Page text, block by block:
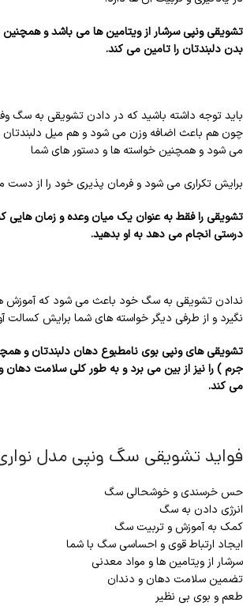
تشویقی ونپی سرشار از ویتامین ها می باشد و همچنین
بدن دلبندتان را تامین می کند.
باید توجه داشته باشید که در دادن تشویقی به سگ
چون هم باعث اضافه وزن می شود و هم میل
می شود و همچنین خواسته ها و دستور های شما
برایش تکراری می شود و فرمان پذیری خود را از
تشویقی را فقط به عنوان یک میان وعده و زمان هایی
درستی انجام می دهد به او بدهید.
ندادن تشویقی به سگ خود باعث می شود که آموزش
نگیرد و از طرفی دیگر خواسته های شما برایش کسالت
تشویقی های ونپی بوی نامطبوع دهان دلبندتان و
جرم ) را نیز از بین می برد و به طور کلی سلامت
می کند.
فواید تشویقی سگ ونپی مدل
حس خرسندی و خوشحالی سگ
انرژی دادن به سگ
کمک به آموزش و تربیت سگ
ایجاد ارتباط قوی و احساسی سگ با شما
سرشار از ویتامین ها و مواد معدنی
تضمین سلامت دهان و دندان
طعم و بوی بی نظیر